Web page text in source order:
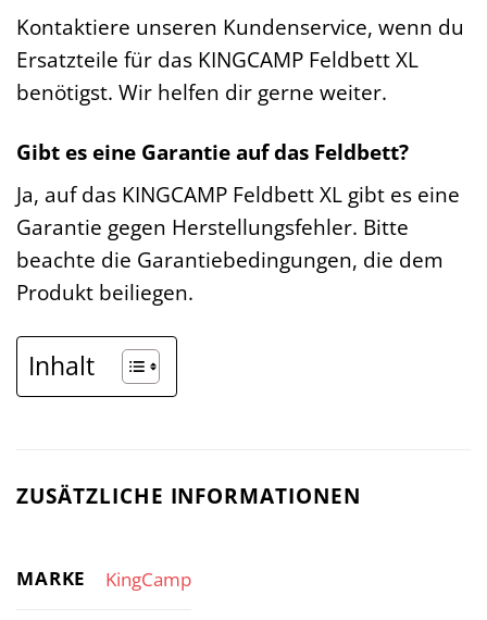
Kontaktiere unseren Kundenservice, wenn du
Ersatzteile für das KINGCAMP Feldbett XL
benötigst. Wir helfen dir gerne weiter.
Gibt es eine Garantie auf das Feldbett?
Ja, auf das KINGCAMP Feldbett XL gibt es eine
Garantie gegen Herstellungsfehler. Bitte
beachte die Garantiebedingungen, die dem
Produkt beiliegen.
Inhalt
ZUSÄTZLICHE INFORMATIONEN
MARKE KingCamp